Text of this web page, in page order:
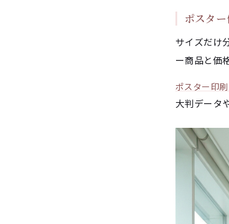
ポスタ
サイズだけ
ー商品と価
ポスター印
大判データ